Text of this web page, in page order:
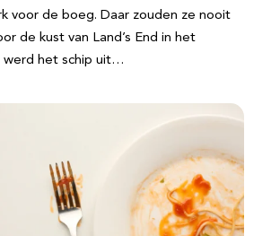
voor de boeg. Daar zouden ze nooit
de kust van Land’s End in het
werd het schip uit…